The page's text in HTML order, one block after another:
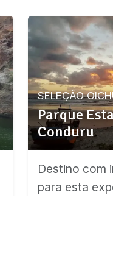
SELEÇÃO
Parque
Conduru
Destino com
para esta